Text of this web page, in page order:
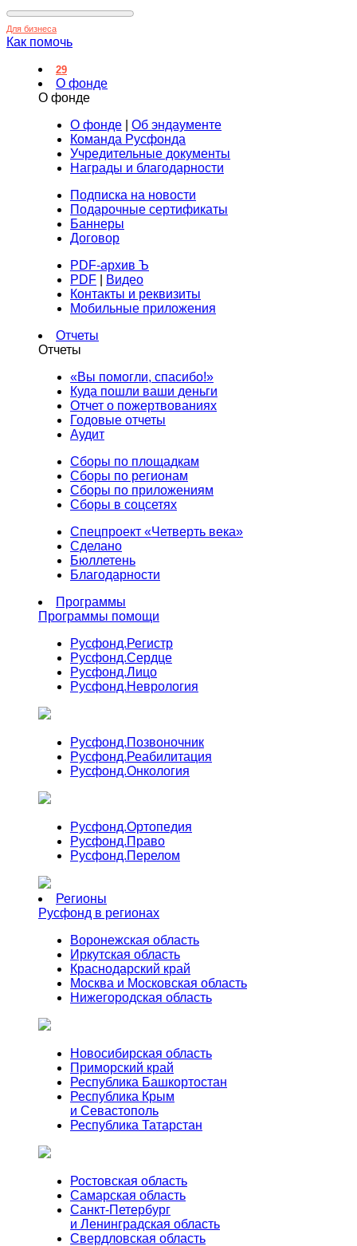
Для бизнеса
Как помочь
29
О фонде
О фонде
О фонде
Об эндаументе
Команда Русфонда
Учредительные документы
Награды и благодарности
Подписка на новости
Подарочные сертификаты
Баннеры
Договор
PDF-архив Ъ
PDF
Видео
Контакты и реквизиты
Мобильные приложения
Отчеты
Отчеты
«Вы помогли, спасибо!»
Куда пошли ваши деньги
Отчет о пожертвованиях
Годовые отчеты
Аудит
Сборы по площадкам
Сборы по регионам
Сборы по приложениям
Сборы в соцсетях
Спецпроект «Четверть века»
Сделано
Бюллетень
Благодарности
Программы
Программы помощи
Русфонд.Регистр
Русфонд.Сердце
Русфонд.Лицо
Русфонд.Неврология
Русфонд.Позвоночник
Русфонд.Реабилитация
Русфонд.Онкология
Русфонд.Ортопедия
Русфонд.Право
Русфонд.Перелом
Регионы
Русфонд в регионах
Воронежская область
Иркутская область
Краснодарский край
Москва и Московская область
Нижегородская область
Новосибирская область
Приморский край
Республика Башкортостан
Республика Крым
и Севастополь
Республика Татарстан
Ростовская область
Самарская область
Санкт-Петербург
и Ленинградская область
Свердловская область